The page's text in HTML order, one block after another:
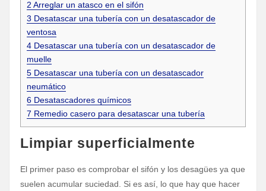
2 Arreglar un atasco en el sifón
3 Desatascar una tubería con un desatascador de
ventosa
4Desatascar una tubería con un desatascador de
muelle
5Desatascar una tubería con un desatascador
neumático
6Desatascadores químicos
7 Remedio casero para desatascar una tubería
Limpiar superficialmente
El primer paso es comprobar el sifón y los desagües ya que
suelen acumular suciedad. Si es así, lo que hay que hacer